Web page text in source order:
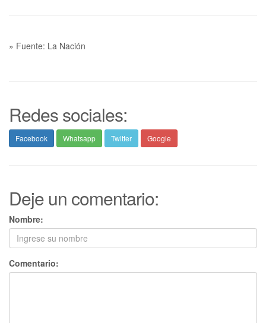
» Fuente: La Nación
Redes sociales:
Facebook Whatsapp Twitter Google
Deje un comentario:
Nombre:
Comentario: